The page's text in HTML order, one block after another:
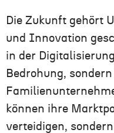
Die Zukunft gehört
und Innovation
in der
Bedrohung,
können ihre
verteidigen,